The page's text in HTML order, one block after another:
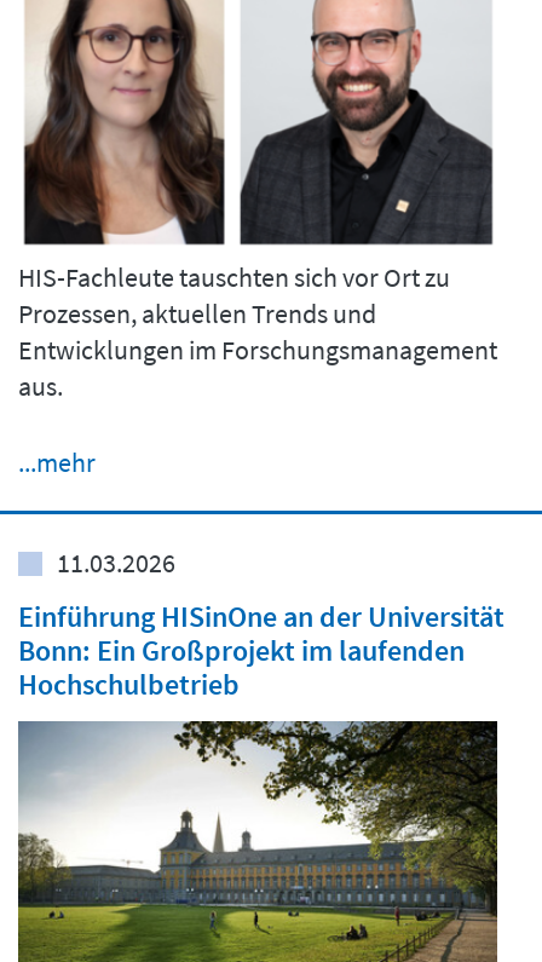
HIS-Fachleute tauschten sich vor Ort zu
Prozessen, aktuellen Trends und
Entwicklungen im Forschungsmanagement
aus.
...mehr
11.03.2026
Einführung HISinOne an der Universität
Bonn: Ein Großprojekt im laufenden
Hochschulbetrieb